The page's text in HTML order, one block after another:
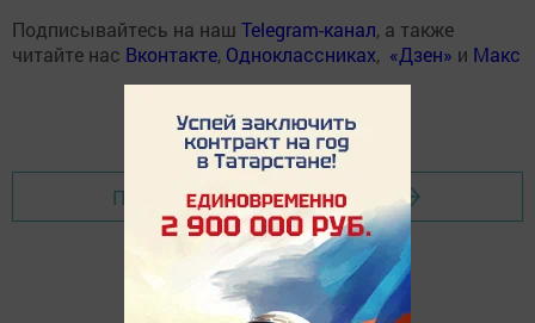
Подписывайтесь на наш Telegram-канал, а также
читайте нас Вконтакте, Одноклассниках, «Дзен» и Макс
Перейти на страницу новости